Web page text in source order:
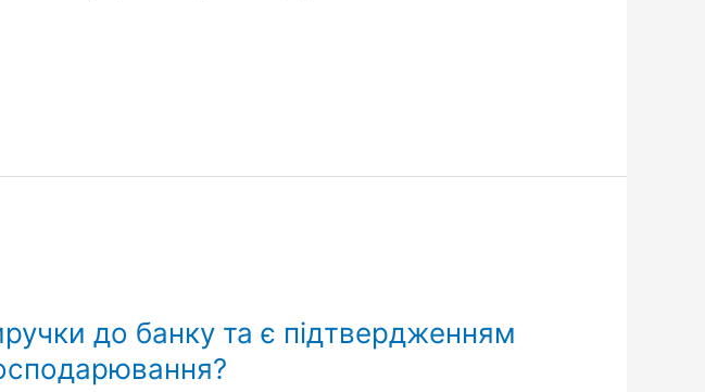
до банку та є підтвердженням